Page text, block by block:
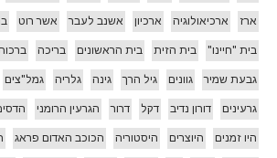
ארז ארכיאולוגיה ארכיון אשנב לעבר אשר רוט
בית "חיינו" בית הזית בית הראשונים בריכה
גבעת שמיר גוונים גיל הרך גינה גלריה גמל"צים
גרעינים דורון נדיב דקל דרור הגרעין הרומני
היו זמנים היוצרים היסטוריה הכוכב האדום פראג